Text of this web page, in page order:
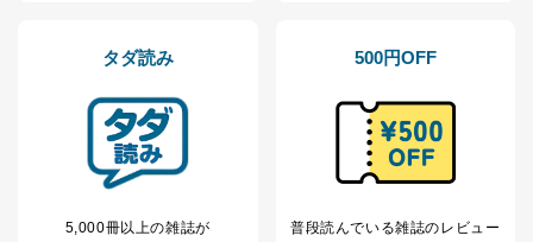
当社の定期購読サ
ービス等をご利用
の方の個人情報
商品代金回収のため
ス、キャンペーン等の広告の案内
個人が特定できない形で取得した
閲覧履歴や購買履歴等の情報を分
広告のため
タダ読み
5,000冊以上の雑誌が
500円OFF
普段読んでいる雑誌のレビュー